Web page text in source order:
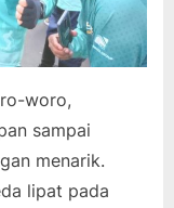
woro,
sampai
menarik.
lipat pada